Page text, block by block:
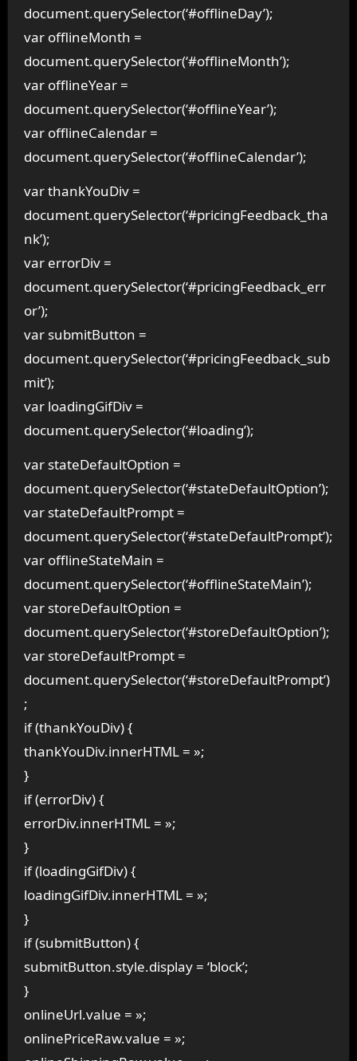
document.querySelector(‘#offlineDay’);
var offlineMonth =
document.querySelector(‘#offlineMonth’);
var offlineYear =
document.querySelector(‘#offlineYear’);
var offlineCalendar =
document.querySelector(‘#offlineCalendar’);
var thankYouDiv =
document.querySelector(‘#pricingFeedback_tha
nk’);
var errorDiv =
document.querySelector(‘#pricingFeedback_err
or’);
var submitButton =
document.querySelector(‘#pricingFeedback_sub
mit’);
var loadingGifDiv =
document.querySelector(‘#loading’);
var stateDefaultOption =
document.querySelector(‘#stateDefaultOption’);
var stateDefaultPrompt =
document.querySelector(‘#stateDefaultPrompt’);
var offlineStateMain =
document.querySelector(‘#offlineStateMain’);
var storeDefaultOption =
document.querySelector(‘#storeDefaultOption’);
var storeDefaultPrompt =
document.querySelector(‘#storeDefaultPrompt’)
;
if (thankYouDiv) {
thankYouDiv.innerHTML = »;
}
if (errorDiv) {
errorDiv.innerHTML = »;
}
if (loadingGifDiv) {
loadingGifDiv.innerHTML = »;
}
if (submitButton) {
submitButton.style.display = ‘block’;
}
onlineUrl.value = »;
onlinePriceRaw.value = »;